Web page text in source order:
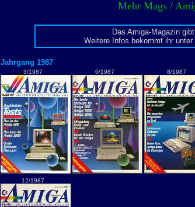
Mehr Mags /
Das Amiga-Magazin
Weitere Infos bekommt ihr unter
Jahrgang 1987
3/1987 6/1987 8/1987
12/1987